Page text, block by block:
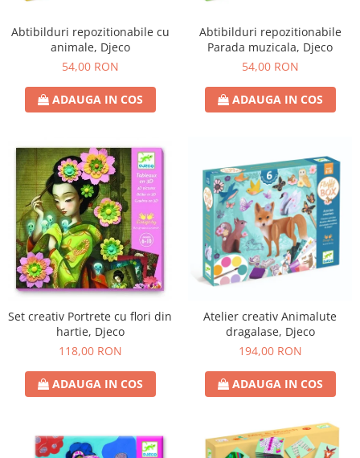
Abtibilduri repozitionabile cu
animale, Djeco
54,00 RON
ADAUGA IN COS
Abtibilduri repozitionabile
Parada muzicala, Djeco
54,00 RON
ADAUGA IN COS
Set creativ Portrete cu flori din
hartie, Djeco
118,00 RON
ADAUGA IN COS
Atelier creativ Animalute
dragalase, Djeco
194,00 RON
ADAUGA IN COS